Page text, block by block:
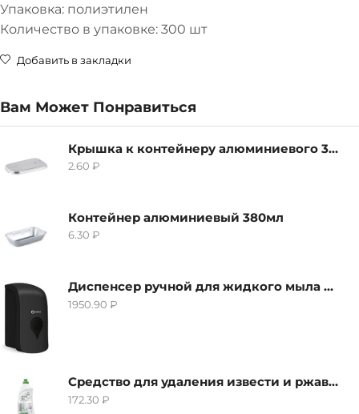
Упаковка: полиэтилен
Количество в упаковке: 300 шт
Добавить в закладки
Вам Может Понравиться
Крышка к контейнеру алюминиевого 380мл
2.60 ₽
Контейнер алюминиевый 380мл
6.30 ₽
Диспенсер ручной для жидкого мыла Grass IT-0638, черный
1950.90 ₽
Средство для удаления извести и ржавчины Grass Gloss-Gel, 500мл
172.30 ₽